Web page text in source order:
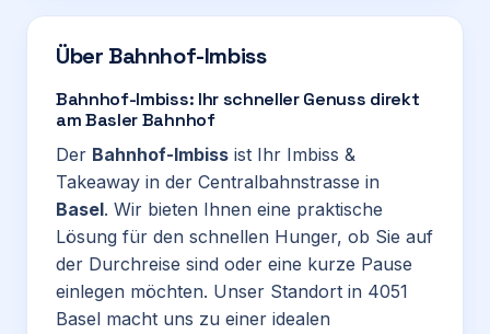
Über Bahnhof-Imbiss
Bahnhof-Imbiss: Ihr schneller Genuss direkt
am Basler Bahnhof
Der Bahnhof-Imbiss ist Ihr Imbiss &
Takeaway in der Centralbahnstrasse in
Basel. Wir bieten Ihnen eine praktische
Lösung für den schnellen Hunger, ob Sie auf
der Durchreise sind oder eine kurze Pause
einlegen möchten. Unser Standort in 4051
Basel macht uns zu einer idealen